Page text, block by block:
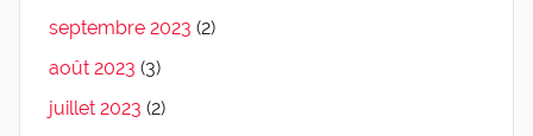
septembre 2023 (2)
août 2023 (3)
juillet 2023 (2)